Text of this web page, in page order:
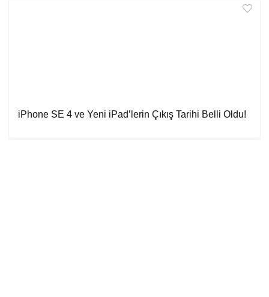
iPhone SE 4 ve Yeni iPad’lerin Çıkış Tarihi Belli Oldu!